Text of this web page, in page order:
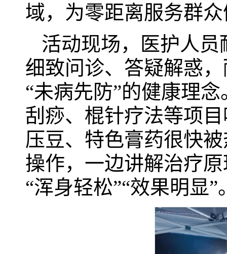
域，为零距离服务群
活动现场，医护人
细致问诊、答疑解惑
“未病先防”的健康理
刮痧、棍针疗法等项
压豆、特色膏药很快
操作，一边讲解治疗
“浑身轻松”“效果明显”